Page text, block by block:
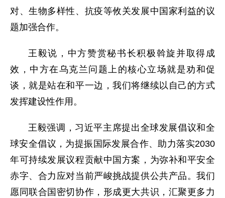
对、生物多样性、抗疫等攸关发展中国家利益的议
题加强合作。
王毅说，中方赞赏秘书长积极斡旋并取得成
效，中方在乌克兰问题上的核心立场就是劝和促
谈，就是站在和平一边，我们将继续以自己的方式
发挥建设性作用。
王毅强调，习近平主席提出全球发展倡议和全
球安全倡议，为提振国际发展合作、助力落实2030
年可持续发展议程贡献中国方案，为弥补和平安全
赤字、合力应对当前严峻挑战提供公共产品。我们
愿同联合国密切协作，形成更大共识，汇聚更多力